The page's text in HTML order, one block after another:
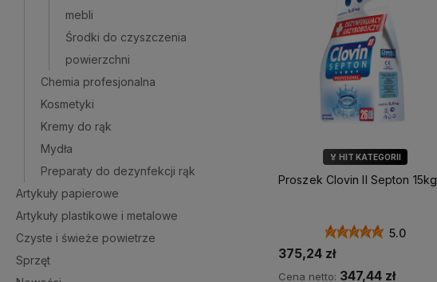
mebli
Środki do czyszczenia
powierzchni
Chemia profesjonalna
Kosmetyki
Kremy do rąk
Mydła
Preparaty do dezynfekcji rąk
Artykuły papierowe
Artykuły plastikowe i metalowe
Czyste i świeże powietrze
Sprzęt
🏅 HIT KATEGORII
💎 WYBÓR KLIENTÓW
Proszek Clovin II Septon 15kg
5.0
375,24 zł
Cena netto: 347,44 zł